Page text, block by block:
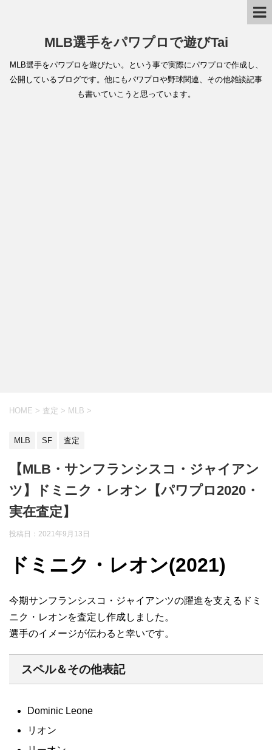
MLB選手をパワプロで遊びTai
MLB選手をパワプロを遊びたい。という事で実際にパワプロで作成し、
公開しているブログです。他にもパワプロや野球関連、その他雑談記事
も書いていこうと思っています。
HOME > 査定 > MLB >
MLB SF 査定
【MLB・サンフランシスコ・ジャイアン
ツ】ドミニク・レオン【パワプロ2020・
実在査定】
投稿日： 2021年9月13日
ドミニク・レオン(2021)
今期サンフランシスコ・ジャイアンツの躍進を支えるドミ
ニク・レオンを査定し作成しました。
選手のイメージが伝わると幸いです。
スペル＆その他表記
Dominic Leone
リオン